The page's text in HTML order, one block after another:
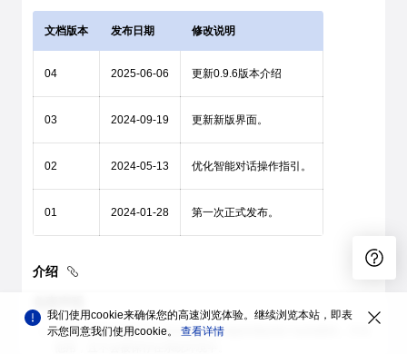
文档版本 发布日期 修改说明
04 2025-06-06 更新0.9.6版本介绍
03 2024-09-19 更新新版界面。
02 2024-05-13 优化智能对话操作指引。
01 2024-01-28 第一次正式发布。
介绍
使用过程中涉及的非工具本身验证功能所用的用户名和密码，不作
我们使用cookie来确保您的高速浏览体验。继续浏览本站，即表
示您同意我们使用cookie。 查看详情